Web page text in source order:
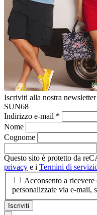
Iscriviti alla nostra
SUN68
Indirizzo e-mail *
Nome
Cognome
Questo sito è protetto da
privacy e i Termini di
Acconsento a
personalizzate via e-mail,
Iscriviti